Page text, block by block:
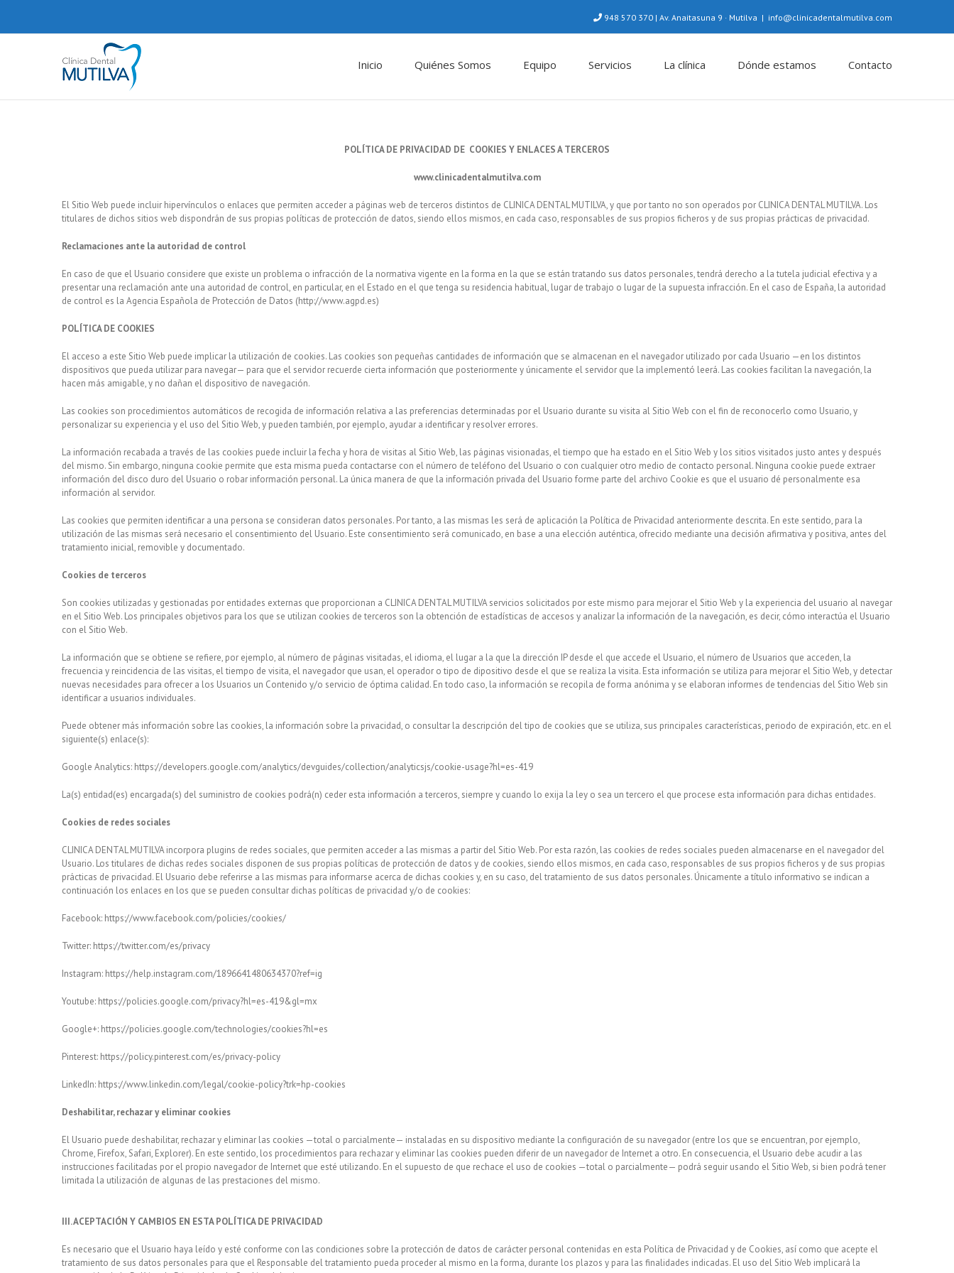
contenido
948 570 370 | Av. Anaitasuna 9 · Mutilva | info@clinicadentalmutilva.com
Inicio Quiénes Somos Equipo Servicios La clínica Dónde estamos Contacto
POLÍTICA DE PRIVACIDAD DE COOKIES Y ENLACES A TERCEROS
www.clinicadentalmutilva.com
El Sitio Web puede incluir hipervínculos o enlaces que permiten acceder a páginas web de terceros distintos de CLINICA DENTAL MUTILVA, y que por tanto no son operados por CLINICA DENTAL MUTILVA. Los
titulares de dichos sitios web dispondrán de sus propias políticas de protección de datos, siendo ellos mismos, en cada caso, responsables de sus propios ficheros y de sus propias prácticas de privacidad.
Reclamaciones ante la autoridad de control
En caso de que el Usuario considere que existe un problema o infracción de la normativa vigente en la forma en la que se están tratando sus datos personales, tendrá derecho a la tutela judicial efectiva y a
presentar una reclamación ante una autoridad de control, en particular, en el Estado en el que tenga su residencia habitual, lugar de trabajo o lugar de la supuesta infracción. En el caso de España, la autoridad
de control es la Agencia Española de Protección de Datos (http://www.agpd.es)
POLÍTICA DE COOKIES
El acceso a este Sitio Web puede implicar la utilización de cookies. Las cookies son pequeñas cantidades de información que se almacenan en el navegador utilizado por cada Usuario —en los distintos
dispositivos que pueda utilizar para navegar— para que el servidor recuerde cierta información que posteriormente y únicamente el servidor que la implementó leerá. Las cookies facilitan la navegación, la
hacen más amigable, y no dañan el dispositivo de navegación.
Las cookies son procedimientos automáticos de recogida de información relativa a las preferencias determinadas por el Usuario durante su visita al Sitio Web con el fin de reconocerlo como Usuario, y
personalizar su experiencia y el uso del Sitio Web, y pueden también, por ejemplo, ayudar a identificar y resolver errores.
La información recabada a través de las cookies puede incluir la fecha y hora de visitas al Sitio Web, las páginas visionadas, el tiempo que ha estado en el Sitio Web y los sitios visitados justo antes y después
del mismo. Sin embargo, ninguna cookie permite que esta misma pueda contactarse con el número de teléfono del Usuario o con cualquier otro medio de contacto personal. Ninguna cookie puede extraer
información del disco duro del Usuario o robar información personal. La única manera de que la información privada del Usuario forme parte del archivo Cookie es que el usuario dé personalmente esa
información al servidor.
Las cookies que permiten identificar a una persona se consideran datos personales. Por tanto, a las mismas les será de aplicación la Política de Privacidad anteriormente descrita. En este sentido, para la
utilización de las mismas será necesario el consentimiento del Usuario. Este consentimiento será comunicado, en base a una elección auténtica, ofrecido mediante una decisión afirmativa y positiva, antes del
tratamiento inicial, removible y documentado.
Cookies de terceros
Son cookies utilizadas y gestionadas por entidades externas que proporcionan a CLINICA DENTAL MUTILVA servicios solicitados por este mismo para mejorar el Sitio Web y la experiencia del usuario al navegar
en el Sitio Web. Los principales objetivos para los que se utilizan cookies de terceros son la obtención de estadísticas de accesos y analizar la información de la navegación, es decir, cómo interactúa el Usuario
con el Sitio Web.
La información que se obtiene se refiere, por ejemplo, al número de páginas visitadas, el idioma, el lugar a la que la dirección IP desde el que accede el Usuario, el número de Usuarios que acceden, la
frecuencia y reincidencia de las visitas, el tiempo de visita, el navegador que usan, el operador o tipo de dipositivo desde el que se realiza la visita. Esta información se utiliza para mejorar el Sitio Web, y detectar
nuevas necesidades para ofrecer a los Usuarios un Contenido y/o servicio de óptima calidad. En todo caso, la información se recopila de forma anónima y se elaboran informes de tendencias del Sitio Web sin
identificar a usuarios individuales.
Puede obtener más información sobre las cookies, la información sobre la privacidad, o consultar la descripción del tipo de cookies que se utiliza, sus principales características, periodo de expiración, etc. en el
siguiente(s) enlace(s):
Google Analytics: https://developers.google.com/analytics/devguides/collection/analyticsjs/cookie-usage?hl=es-419
La(s) entidad(es) encargada(s) del suministro de cookies podrá(n) ceder esta información a terceros, siempre y cuando lo exija la ley o sea un tercero el que procese esta información para dichas entidades.
Cookies de redes sociales
CLINICA DENTAL MUTILVA incorpora plugins de redes sociales, que permiten acceder a las mismas a partir del Sitio Web. Por esta razón, las cookies de redes sociales pueden almacenarse en el navegador del
Usuario. Los titulares de dichas redes sociales disponen de sus propias políticas de protección de datos y de cookies, siendo ellos mismos, en cada caso, responsables de sus propios ficheros y de sus propias
prácticas de privacidad. El Usuario debe referirse a las mismas para informarse acerca de dichas cookies y, en su caso, del tratamiento de sus datos personales. Únicamente a título informativo se indican a
continuación los enlaces en los que se pueden consultar dichas políticas de privacidad y/o de cookies:
Facebook: https://www.facebook.com/policies/cookies/
Twitter: https://twitter.com/es/privacy
Instagram: https://help.instagram.com/1896641480634370?ref=ig
Youtube: https://policies.google.com/privacy?hl=es-419&gl=mx
Google+: https://policies.google.com/technologies/cookies?hl=es
Pinterest: https://policy.pinterest.com/es/privacy-policy
LinkedIn: https://www.linkedin.com/legal/cookie-policy?trk=hp-cookies
Deshabilitar, rechazar y eliminar cookies
El Usuario puede deshabilitar, rechazar y eliminar las cookies —total o parcialmente— instaladas en su dispositivo mediante la configuración de su navegador (entre los que se encuentran, por ejemplo,
Chrome, Firefox, Safari, Explorer). En este sentido, los procedimientos para rechazar y eliminar las cookies pueden diferir de un navegador de Internet a otro. En consecuencia, el Usuario debe acudir a las
instrucciones facilitadas por el propio navegador de Internet que esté utilizando. En el supuesto de que rechace el uso de cookies —total o parcialmente— podrá seguir usando el Sitio Web, si bien podrá tener
limitada la utilización de algunas de las prestaciones del mismo.
III. ACEPTACIÓN Y CAMBIOS EN ESTA POLÍTICA DE PRIVACIDAD
Es necesario que el Usuario haya leído y esté conforme con las condiciones sobre la protección de datos de carácter personal contenidas en esta Política de Privacidad y de Cookies, así como que acepte el
tratamiento de sus datos personales para que el Responsable del tratamiento pueda proceder al mismo en la forma, durante los plazos y para las finalidades indicadas. El uso del Sitio Web implicará la